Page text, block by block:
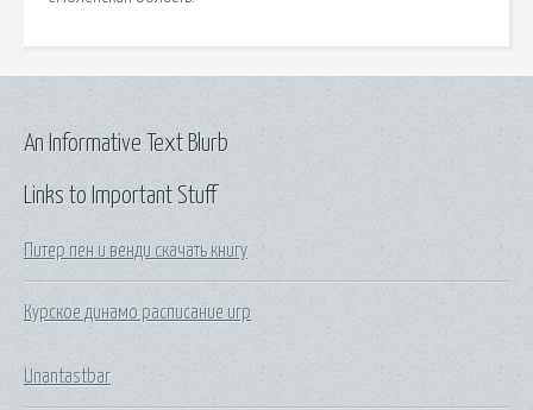
Links to Important Stuff
Питер пен и венди скачать книгу
Курское динамо расписание игр
Unantastbar
An Informative Text Blurb